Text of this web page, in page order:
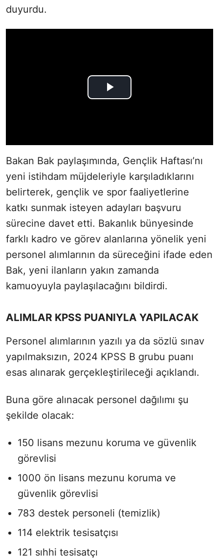
duyurdu.
Bakan Bak paylaşımında, Gençlik Haftası’nı
yeni istihdam müjdeleriyle karşıladıklarını
belirterek, gençlik ve spor faaliyetlerine
katkı sunmak isteyen adayları başvuru
sürecine davet etti. Bakanlık bünyesinde
farklı kadro ve görev alanlarına yönelik yeni
personel alımlarının da süreceğini ifade eden
Bak, yeni ilanların yakın zamanda
kamuoyuyla paylaşılacağını bildirdi.
ALIMLAR KPSS PUANIYLA YAPILACAK
Personel alımlarının yazılı ya da sözlü sınav
yapılmaksızın, 2024 KPSS B grubu puanı
esas alınarak gerçekleştirileceği açıklandı.
Buna göre alınacak personel dağılımı şu
şekilde olacak:
150 lisans mezunu koruma ve güvenlik
görevlisi
1000 ön lisans mezunu koruma ve
güvenlik görevlisi
783 destek personeli (temizlik)
114 elektrik tesisatçısı
121 sıhhi tesisatçı